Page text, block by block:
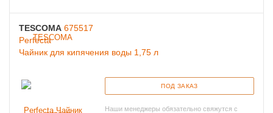
TESCOMA 675517
Perfecta
Чайник для кипячения воды 1,75 л
ПОД ЗАКАЗ
Наши менеджеры обязательно свяжутся с